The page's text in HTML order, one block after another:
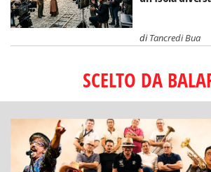
diTancredi Bua
SCELTO DA